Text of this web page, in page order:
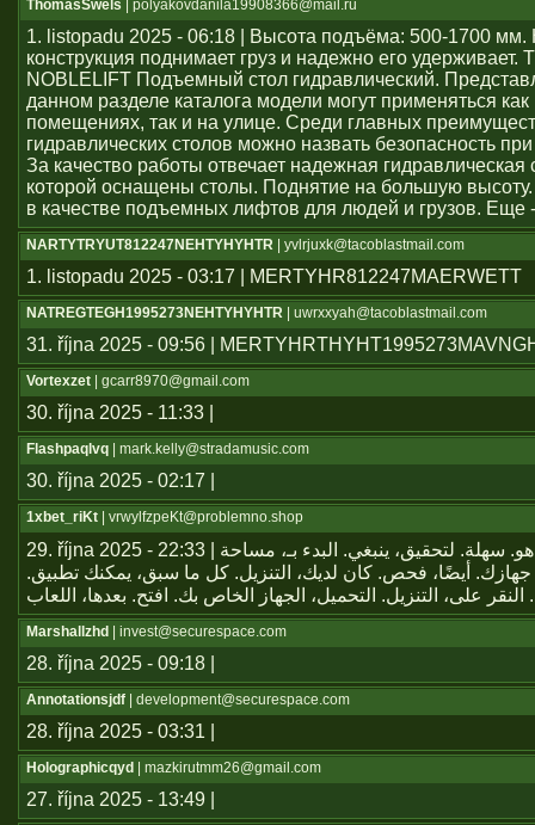
ThomasSwels | polyakovdanila19908366@mail.ru
1. listopadu 2025 - 06:18 | Высота подъёма: 500-1700
конструкция поднимает груз и надежно его удерживает.
NOBLELIFT Подъемный стол гидравлический.
данном разделе каталога модели могут применяться
помещениях, так и на улице. Среди главных
гидравлических столов можно назвать безопасность
За качество работы отвечает надежная гидравлическая
которой оснащены столы. Поднятие на большую
в качестве подъемных лифтов для людей и грузов. Еще
NARTYTRYUT812247NEHTYHYHTR | yvlrjuxk@tacoblastmail.com
1. listopadu 2025 - 03:17 | MERTYHR812247MAERWETT
NATREGTEGH1995273NEHTYHYHTR | uwrxxyah@tacoblastmail.com
31. října 2025 - 09:56 |
Vortexzet | gcarr8970@gmail.com
30. října 2025 - 11:33 |
Flashpaqlvq | mark.kelly@stradamusic.com
30. října 2025 - 02:17 |
1xbet_riKt | vrwylfzpeKt@problemno.shop
29. října 2025 - 22:33 | يعتبر تطبيق هو. سهلة. لتحقيق، ينبغي. البدء بـ، مساحة
أيضًا، فحص. كان لديك، التنزيل. كل ما سبق، يمكنك تطبيق.
Marshallzhd | invest@securespace.com
28. října 2025 - 09:18 |
Annotationsjdf | development@securespace.com
28. října 2025 - 03:31 |
Holographicqyd | mazkirutmm26@gmail.com
27. října 2025 - 13:49 |